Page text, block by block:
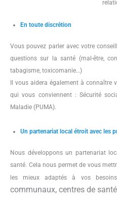
En toute discrétion
Vous pouvez parler avec votre
questions sur la santé (mal-être,
tabagisme, toxicomanie…)
Il vous aidera également à
qui vous conviennent : Sécurité
Maladie (PUMA).
Un partenariat local étroit avec les
Nous développons un partenariat
santé. Cela nous permet de vous
les mieux adaptés à vos
communaux, centres de